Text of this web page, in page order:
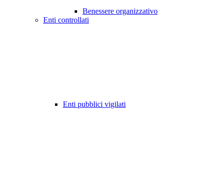
Benessere organizzativo
Enti controllati
Enti pubblici vigilati